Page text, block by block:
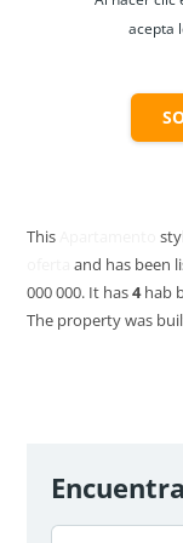
acepta
This
and has been
000 000. It has4hab
The property was
Apartamento
Haus | Bogotá
$125 000 000
baño
VENDIDO